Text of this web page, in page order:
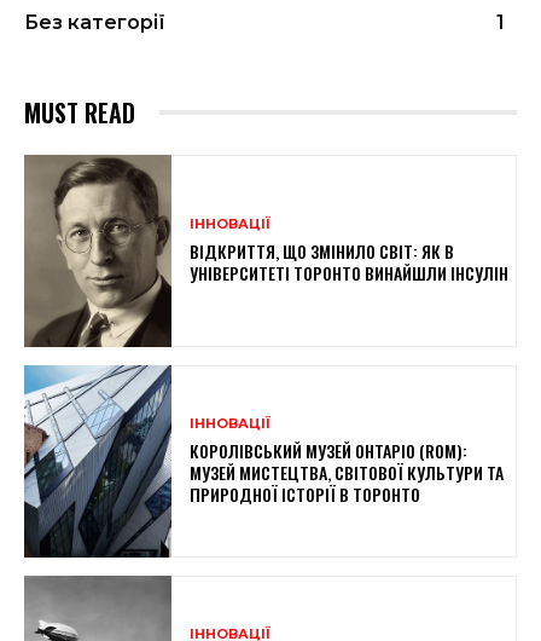
Без категорії
1
MUST READ
ІННОВАЦІЇ
ВІДКРИТТЯ, ЩО ЗМІНИЛО СВІТ: ЯК В
УНІВЕРСИТЕТІ ТОРОНТО ВИНАЙШЛИ ІНСУЛІН
ІННОВАЦІЇ
КОРОЛІВСЬКИЙ МУЗЕЙ ОНТАРІО (ROM):
МУЗЕЙ МИСТЕЦТВА, СВІТОВОЇ КУЛЬТУРИ ТА
ПРИРОДНОЇ ІСТОРІЇ В ТОРОНТО
ІННОВАЦІЇ